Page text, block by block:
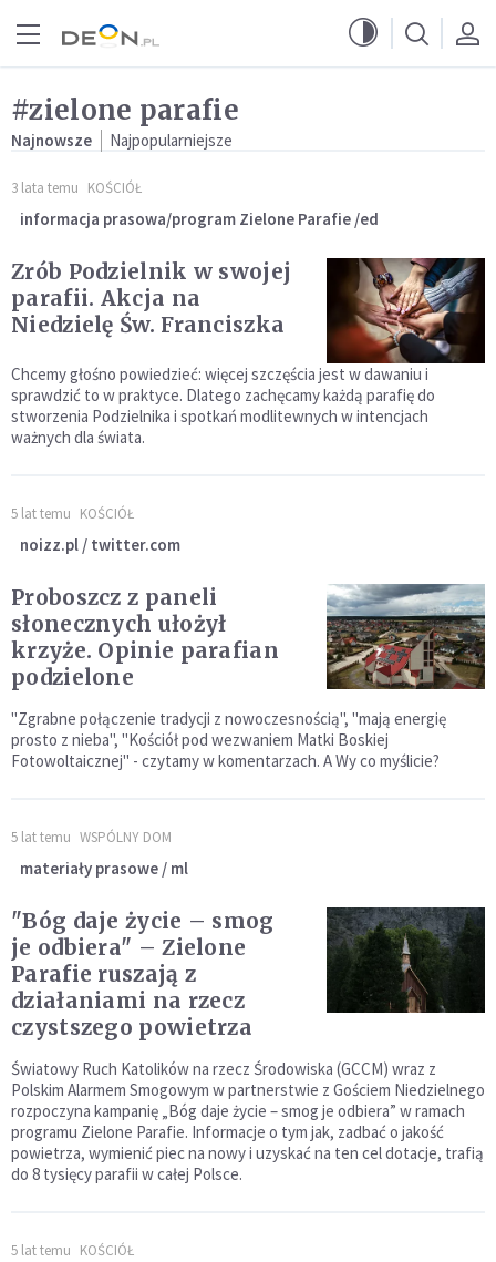
#zielone parafie
Najnowsze Najpopularniejsze
3 lata temu KOŚCIÓŁ
informacja prasowa/program Zielone Parafie /ed
Zrób Podzielnik w swojej
parafii. Akcja na
Niedzielę Św. Franciszka
Chcemy głośno powiedzieć: więcej szczęścia jest w dawaniu i
sprawdzić to w praktyce. Dlatego zachęcamy każdą parafię do
stworzenia Podzielnika i spotkań modlitewnych w intencjach
ważnych dla świata.
5 lat temu KOŚCIÓŁ
noizz.pl / twitter.com
Proboszcz z paneli
słonecznych ułożył
krzyże. Opinie parafian
podzielone
"Zgrabne połączenie tradycji z nowoczesnością", "mają energię
prosto z nieba", "Kościół pod wezwaniem Matki Boskiej
Fotowoltaicznej" - czytamy w komentarzach. A Wy co myślicie?
5 lat temu WSPÓLNY DOM
materiały prasowe / ml
"Bóg daje życie – smog
je odbiera" – Zielone
Parafie ruszają z
działaniami na rzecz
czystszego powietrza
Światowy Ruch Katolików na rzecz Środowiska (GCCM) wraz z
Polskim Alarmem Smogowym w partnerstwie z Gościem Niedzielnego
rozpoczyna kampanię „Bóg daje życie – smog je odbiera” w ramach
programu Zielone Parafie. Informacje o tym jak, zadbać o jakość
powietrza, wymienić piec na nowy i uzyskać na ten cel dotacje, trafią
do 8 tysięcy parafii w całej Polsce.
5 lat temu KOŚCIÓŁ